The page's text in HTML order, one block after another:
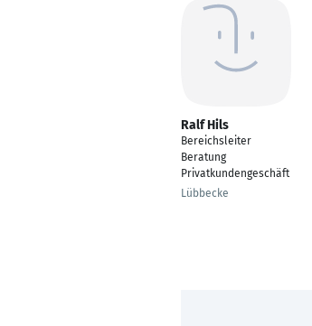
Ralf Hils
Bereichsleiter
Beratung
Privatkundengeschäft
Lübbecke